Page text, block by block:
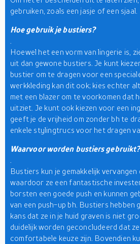
gebruiken, zoals een jasje of een sjaal.
Hoe gebruik je bustiers?
Hoewel het een vorm van lingerie is,
uit dan gewone bustiers. Je kunt
bustier om te dragen voor een
werkkleding kan dit ook; kies echter
met een blazer om te voorkomen dat
uitziet. Je kunt ook kiezen voor een
geeft je de vrijheid om zonder bh te
enkele stylingtrucs voor het dragen
Waarvoor worden bustiers gebruikt?
Bustiers kun je gemakkelijk
waardoor ze een fantastische
borsten een goede push en kunnen
van een push-up bh. Bustiers hebben
kans dat ze in je huid graven is niet
duidelijk worden geconcludeerd dat
comfortabele keuze zijn. Bovendien